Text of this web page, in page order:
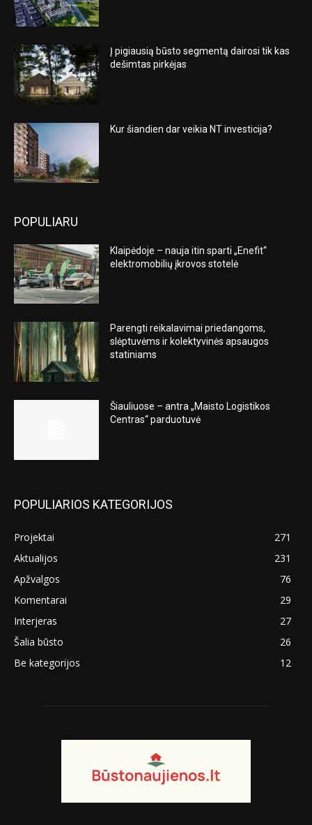
Į pigiausią būsto segmentą dairosi tik kas
dešimtas pirkėjas
Kur šiandien dar veikia NT investicija?
POPULIARU
Klaipėdoje – nauja itin sparti „Enefit“
elektromobilių įkrovos stotelė
Parengti reikalavimai priedangoms,
slėptuvėms ir kolektyvinės apsaugos
statiniams
Šiauliuose – antra „Maisto Logistikos
Centras“ parduotuvė
POPULIARIOS KATEGORIJOS
Projektai
271
Aktualijos
231
Apžvalgos
76
Komentarai
29
Interjeras
27
Šalia būsto
26
Be kategorijos
12